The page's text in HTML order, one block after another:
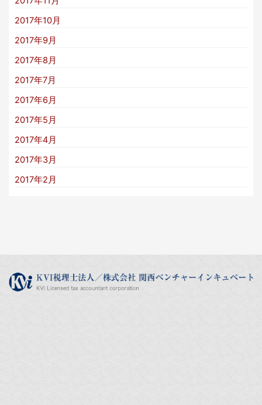
2017年10月
2017年9月
2017年8月
2017年7月
2017年6月
2017年5月
2017年4月
2017年3月
2017年2月